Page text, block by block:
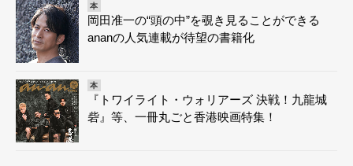
本
岡田准一の“頭の中”を覗き見ることができる
ananの人気連載が待望の書籍化
本
『トワイライト・ウォリアーズ 決戦！九龍城
砦』等、一冊丸ごと香港映画特集！